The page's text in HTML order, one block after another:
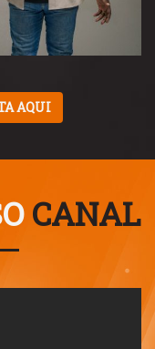
AQUI
CANAL